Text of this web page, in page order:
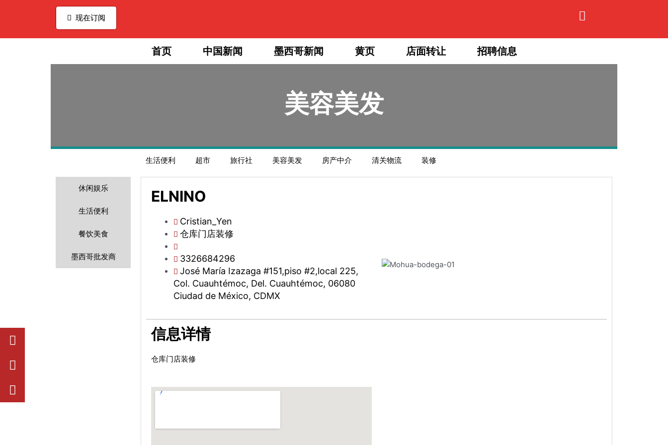
现在订阅
首页 中国新闻 墨西哥新闻 黄页 店面转让 招聘信息
美容美发
生活便利 超市 旅行社 美容美发 房产中介 清关物流 装修
休闲娱乐
生活便利
餐饮美食
墨西哥批发商
ELNINO
Cristian_Yen
仓库门店装修
3326684296
José María Izazaga #151,piso #2,local 225,
Col. Cuauhtémoc, Del. Cuauhtémoc, 06080
Ciudad de México, CDMX
信息详情
仓库门店装修
W
h
a
t
s
a
W
e
i
x
i
n
Y
o
u
t
u
b